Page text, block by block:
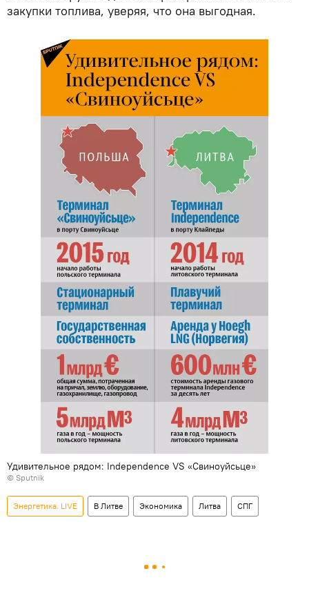
закупки топлива, уверяя, что она выгодная.
Удивительное рядом: Independence VS «Свиноуйсьце»
© Sputnik
Энергетика. LIVE В Литве Экономика Литва СПГ